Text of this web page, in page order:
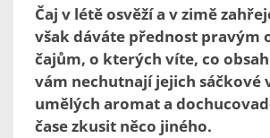
Čaj v létě osvěží a v zimě
však dáváte přednost pravým
čajům, o kterých víte, co
vám nechutnají jejich sáčkové
umělých aromat a
čase zkusit něco jiného.